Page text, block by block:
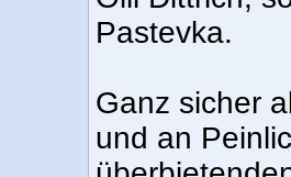
Pastevka.
Ganz sicher
und an